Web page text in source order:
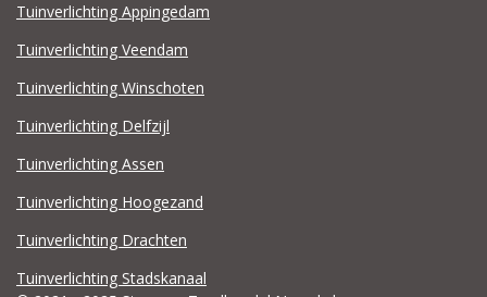
Tuinverlichting Appingedam
Tuinverlichting Veendam
Tuinverlichting Winschoten
Tuinverlichting Delfzijl
Tuinverlichting Assen
Tuinverlichting Hoogezand
Tuinverlichting Drachten
Tuinverlichting Stadskanaal